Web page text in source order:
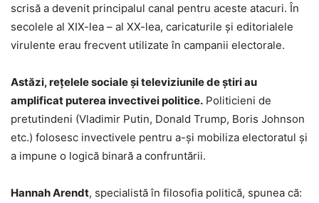
scrisă a devenit principalul canal pentru aceste atacuri. În
secolele al XIX-lea – al XX-lea, caricaturile şi editorialele
virulente erau frecvent utilizate în campanii electorale.
Astăzi, reţelele sociale şi televiziunile de ştiri au
amplificat puterea invectivei politice. Politicieni de
pretutindeni (Vladimir Putin, Donald Trump, Boris Johnson
etc.) folosesc invectivele pentru a-şi mobiliza electoratul şi
a impune o logică binară a confruntării.
Hannah Arendt, specialistă în filosofia politică, spunea că: